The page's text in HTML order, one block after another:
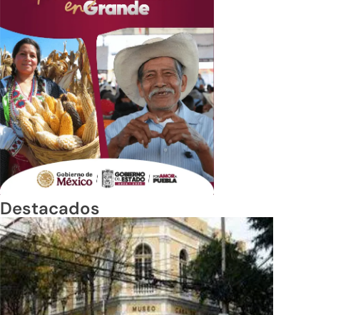
Destacados